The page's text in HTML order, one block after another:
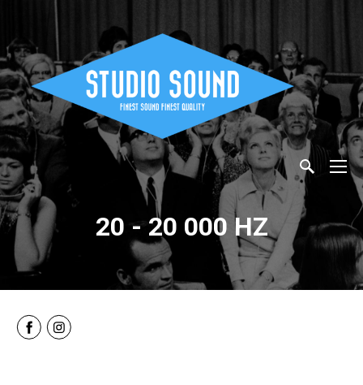
20 - 20 000 HZ